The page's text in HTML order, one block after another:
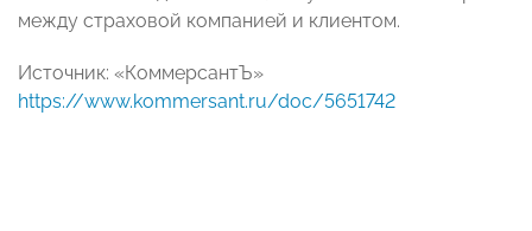
между страховой компанией и клиентом.
Источник: «КоммерсантЪ»
https://www.kommersant.ru/doc/5651742